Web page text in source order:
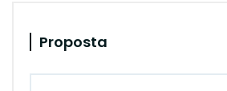
Proposta